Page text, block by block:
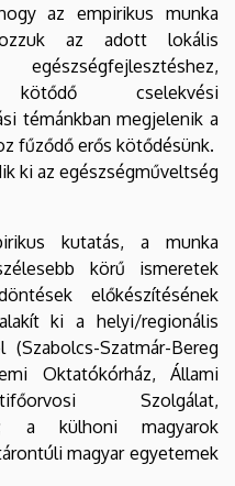
az empirikus munka
az adott lokális
kötődő cselekvési
témánkban megjelenik a
fűződő erős kötődésünk.
ki az egészségműveltség
kutatás, a munka
körű ismeretek
előkészítésének
ki a helyi/regionális
Szatmár-Bereg
Oktatókórház, Állami
Szolgálat,
a külhoni magyarok
magyar egyetemek